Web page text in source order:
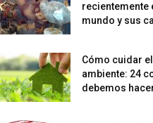
recientemente
mundo y sus
Cómo cuidar
ambiente: 24
debemos